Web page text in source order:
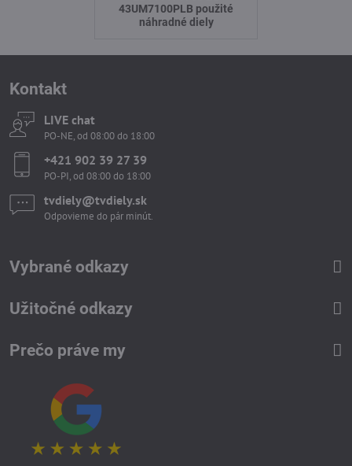
43UM7100PLB použité
náhradné diely
Kontakt
LIVE chat
PO-NE, od 08:00 do 18:00
+421 902 39 27 39
PO-PI, od 08:00 do 18:00
tvdiely​​@tvdiely​​.sk
Odpovieme do pár minút.
Vybrané odkazy
Užitočné odkazy
Prečo práve my